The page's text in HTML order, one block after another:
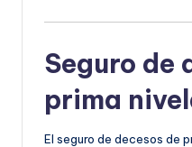
Seguro de
prima
El seguro de decesos de